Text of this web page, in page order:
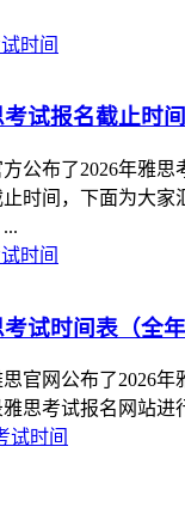
时间
试报名截止时间
公布了2026年雅思
时间，下面为大家
时间
试时间表（全年
官网公布了2026年
雅思考试报名网站进
试时间